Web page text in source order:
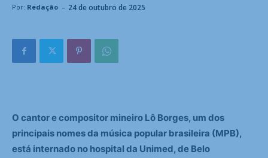
Por: Redação - 24 de outubro de 2025
O cantor e compositor mineiro Lô Borges, um dos
principais nomes da música popular brasileira (MPB),
está internado no hospital da Unimed, de Belo